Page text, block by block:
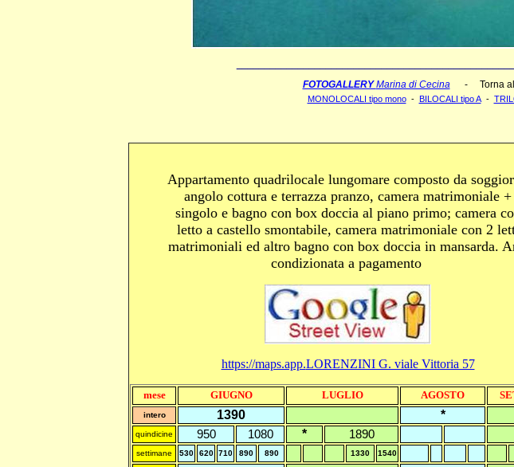
FOTOGALLERYMarina di Cecina- Torna
MONOLOCALI tipo mono- BILOCALI tipo A-
Appartamento quadrilocale lungomare composto da
angolo cottura e terrazza pranzo, camera matrimoniale +
singolo e bagno con box doccia al piano primo; camera
letto a castello smontabile, camera matrimoniale con 2
matrimoniali ed altro bagno con box doccia in mansarda.
condizionata a pagamento
https://maps.app.LORENZINI G. viale Vittoria 57
mese GIUGNO LUGLIO AGOSTO
intero 1390 *
quindicine 950 1080 * 1890
settimane 530 620 710 890 890 1330 1540